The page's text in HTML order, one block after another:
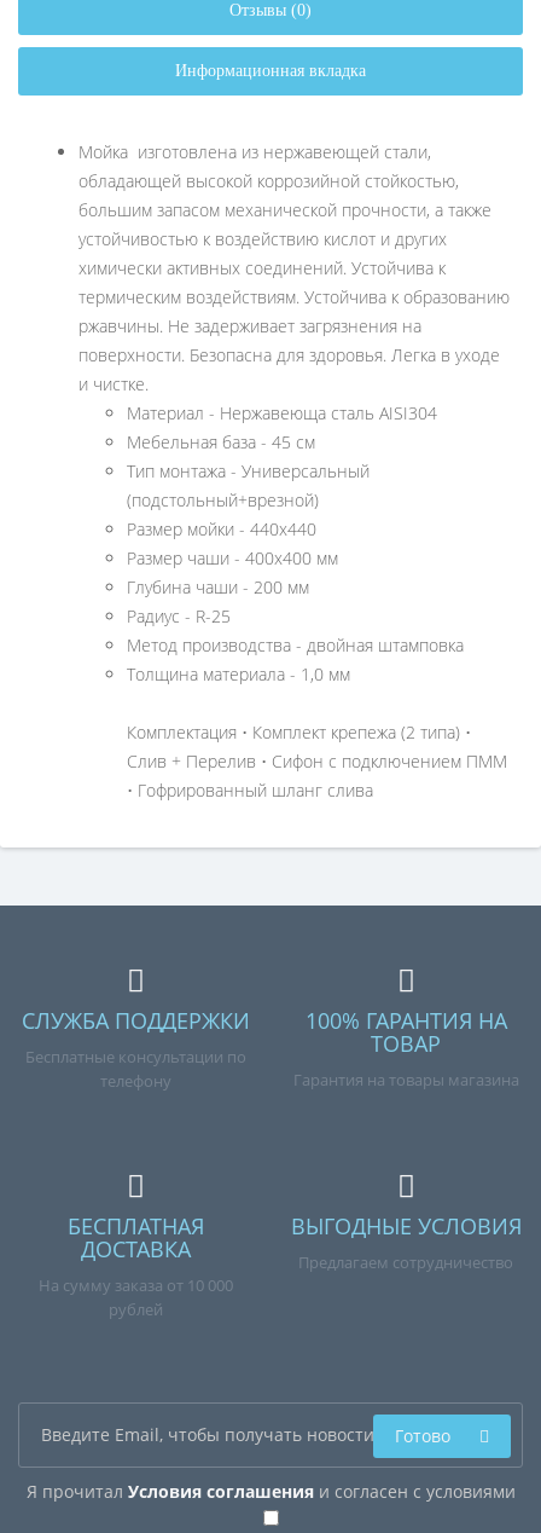
Отзывы (0)
Информационная вкладка
Мойка изготовлена из нержавеющей стали,
обладающей высокой коррозийной стойкостью,
большим запасом механической прочности, а также
устойчивостью к воздействию кислот и других
химически активных соединений. Устойчива к
термическим воздействиям. Устойчива к образованию
ржавчины. Не задерживает загрязнения на
поверхности. Безопасна для здоровья. Легка в уходе
и чистке.
Материал - Нержавеюща сталь AISI304
Мебельная база - 45 см
Тип монтажа - Универсальный
(подстольный+врезной)
Размер мойки - 440х440
Размер чаши - 400х400 мм
Глубина чаши - 200 мм
Радиус - R-25
Метод производства - двойная штамповка
Толщина материала - 1,0 мм
Комплектация • Комплект крепежа (2 типа) •
Слив + Перелив • Сифон с подключением ПММ
• Гофрированный шланг слива
СЛУЖБА ПОДДЕРЖКИ
Бесплатные консультации по
телефону
100% ГАРАНТИЯ НА
ТОВАР
Гарантия на товары магазина
БЕСПЛАТНАЯ
ДОСТАВКА
На сумму заказа от 10 000
рублей
ВЫГОДНЫЕ УСЛОВИЯ
Предлагаем сотрудничество
Я прочитал Условия соглашенияи согласен с условиями
Готово